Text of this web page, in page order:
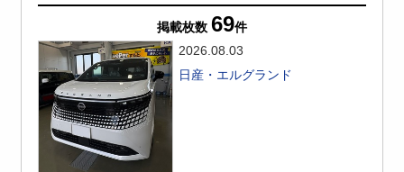
掲載枚数 69件
2026.08.03
日産・エルグランド